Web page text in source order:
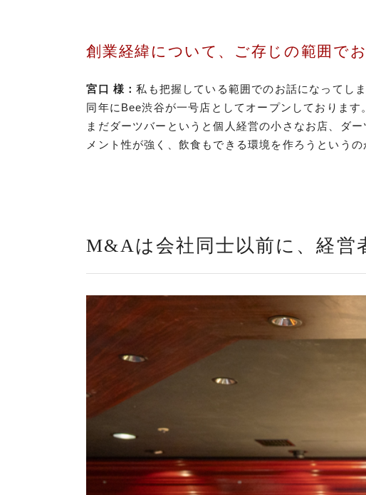
創業経緯について、ご存じの範囲で
宮口 様 ：私も把握している範囲でのお話になってし
同年にBee渋谷が一号店としてオープンしておりま
まだダーツバーというと個人経営の小さなお店、ダ
メント性が強く、飲食もできる環境を作ろうというの
M&Aは会社同士以前に、経営